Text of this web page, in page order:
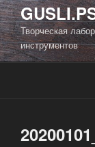
Творческая
инструментов